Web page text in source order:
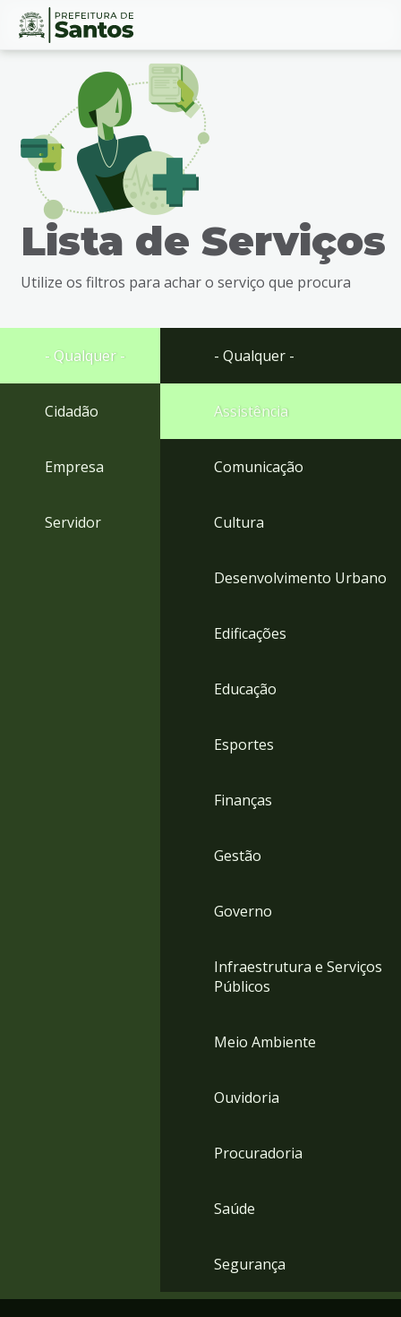
Ir
busca
Ir
rodapé
Conteúdo
Lista de Serviços
Utilize os filtros para achar o serviço que procura
- Qualquer -
Cidadão
Empresa
Servidor
- Qualquer -
Assistência
Comunicação
Cultura
Desenvolvimento Urbano
Edificações
Educação
Esportes
Finanças
Gestão
Governo
Infraestrutura e Serviços
Públicos
Meio Ambiente
Ouvidoria
Procuradoria
Saúde
Segurança